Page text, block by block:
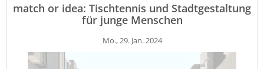
match or idea: Tischtennis und Stadtgestaltung
für junge Menschen
Mo., 29. Jan. 2024